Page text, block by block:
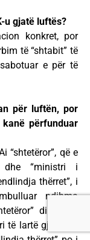
u gjatë luftës?
konkret, por
të “shtabit” të
e për të
për luftën, por
përfunduar
“shtetëror”, që e
dhe “ministri i
thërret”, i
ndihma
di një të
lartë gjerman,